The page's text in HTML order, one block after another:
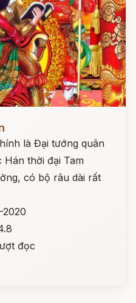
là Đại tướng quân
Hán thời đại Tam
có bộ râu dài rất
2020
đọc